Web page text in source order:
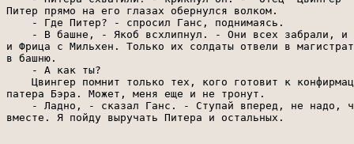
Питер прямо на его глазах обернулся волком.
    - Где Питер? - спросил Ганс, поднимаясь.
- В башне, - Якоб всхлипнул. - Они всех забрали, и
и Фрица с Мильхен. Только их солдаты отвели в
в башню.
    - А как ты?
Цвингер помнит только тех, кого готовит к
патера Бэра. Может, меня еще и не тронут.
- Ладно, - сказал Ганс. - Ступай вперед, не надо,
вместе. Я пойду выручать Питера и остальных.